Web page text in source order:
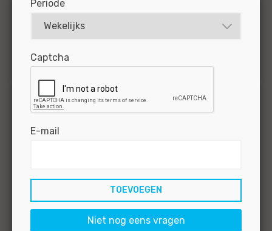
Dienstverband
Vast
Provincie
Gelderland
1
Periode
Captcha
E-mail
Niet nog eens vragen